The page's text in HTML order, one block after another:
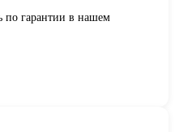
по гарантии в нашем